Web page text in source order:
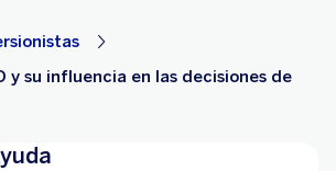
y su influencia en las decisiones de